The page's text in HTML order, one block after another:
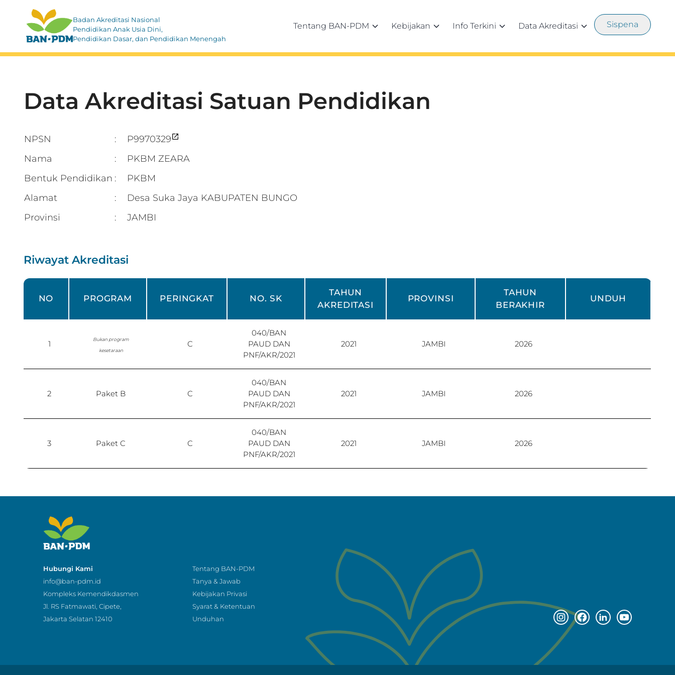
Badan Akreditasi Nasional
Pendidikan Anak Usia Dini,
Pendidikan Dasar, dan Pendidikan Menengah
Tentang BAN-PDM Kebijakan Info Terkini Data Akreditasi Sispena
Data Akreditasi Satuan Pendidikan
NPSN :
P9970329
Nama
:
PKBM ZEARA
Bentuk Pendidikan :
PKBM
Alamat
:
Desa Suka Jaya KABUPATEN BUNGO
Provinsi
: JAMBI
Riwayat Akreditasi
NO PROGRAM PERINGKAT NO. SK
TAHUN
AKREDITASI
PROVINSI
TAHUN
BERAKHIR
UNDUH
1
Bukan program
kesetaraan
C
040/BAN
PAUD DAN
PNF/AKR/2021
2021 JAMBI 2026
2 Paket B C
040/BAN
PAUD DAN
PNF/AKR/2021
2021 JAMBI 2026
3 Paket C C
040/BAN
PAUD DAN
PNF/AKR/2021
2021 JAMBI 2026
Hubungi Kami
info@ban-pdm.id
Kompleks Kemendikdasmen
Jl. RS Fatmawati, Cipete,
Jakarta Selatan 12410
Tentang BAN-PDM
Tanya & Jawab
Kebijakan Privasi
Syarat & Ketentuan
Unduhan
Instagram page